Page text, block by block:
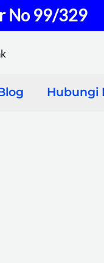
No 99/329
Hubungi